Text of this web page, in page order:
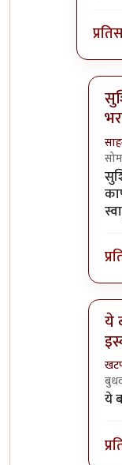
In
ये
In
ये